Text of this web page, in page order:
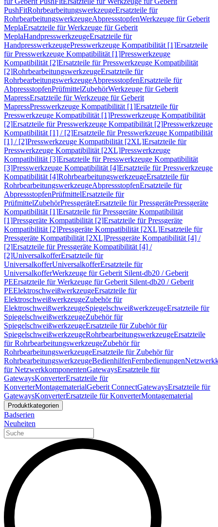
PushFitRohrbearbeitungswerkzeugeErsatzteile für
RohrbearbeitungswerkzeugeAbpressstopfenWerkzeuge für Geberit
MeplaErsatzteile für Werkzeuge für Geberit
MeplaHandpresswerkzeugeErsatzteile für
HandpresswerkzeugePresswerkzeuge Kompatibilität [1]Ersatzteile
für Presswerkzeuge Kompatibilität [1]Presswerkzeuge
Kompatibilität [2]Ersatzteile für Presswerkzeuge Kompatibilität
[2]RohrbearbeitungswerkzeugeErsatzteile für
RohrbearbeitungswerkzeugeAbpressstopfenErsatzteile für
AbpressstopfenPrüfmittelZubehörWerkzeuge für Geberit
MapressErsatzteile für Werkzeuge für Geberit
MapressPresswerkzeuge Kompatibilität [1]Ersatzteile für
Presswerkzeuge Kompatibilität [1]Presswerkzeuge Kompatibilität
[2]Ersatzteile für Presswerkzeuge Kompatibilität [2]Presswerkzeuge
Kompatibilität [1] / [2]Ersatzteile für Presswerkzeuge Kompatibilität
[1] / [2]Presswerkzeuge Kompatibilität [2XL]Ersatzteile für
Presswerkzeuge Kompatibilität [2XL]Presswerkzeuge
Kompatibilität [3]Ersatzteile für Presswerkzeuge Kompatibilität
[3]Presswerkzeuge Kompatibilität [4]Ersatzteile für Presswerkzeuge
Kompatibilität [4]RohrbearbeitungswerkzeugeErsatzteile für
RohrbearbeitungswerkzeugeAbpressstopfenErsatzteile für
AbpressstopfenPrüfmittelErsatzteile für
PrüfmittelZubehörPressgeräteErsatzteile für PressgerätePressgeräte
Kompatibilität [1]Ersatzteile für Pressgeräte Kompatibilität
[1]Pressgeräte Kompatibilität [2]Ersatzteile für Pressgeräte
Kompatibilität [2]Pressgeräte Kompatibilität [2XL]Ersatzteile für
Pressgeräte Kompatibilität [2XL]Pressgeräte Kompatibilität [4] /
[2]Ersatzteile für Pressgeräte Kompatibilität [4] /
[2]UniversalkofferErsatzteile für
UniversalkofferUniversalkofferErsatzteile für
UniversalkofferWerkzeuge für Geberit Silent-db20 / Geberit
PEErsatzteile für Werkzeuge für Geberit Silent-db20 / Geberit
PEElektroschweißwerkzeugeErsatzteile für
ElektroschweißwerkzeugeZubehör für
ElektroschweißwerkzeugeSpiegelschweißwerkzeugeErsatzteile für
SpiegelschweißwerkzeugeZubehör für
SpiegelschweißwerkzeugeErsatzteile für Zubehör für
SpiegelschweißwerkzeugeRohrbearbeitungswerkzeugeErsatzteile
für RohrbearbeitungswerkzeugeZubehör für
RohrbearbeitungswerkzeugeErsatzteile für Zubehör für
RohrbearbeitungswerkzeugeBedienhilfenFernbedienungen
für NetzwerkkomponentenGatewaysErsatzteile für
GatewaysKonverterErsatzteile für
KonverterMontagematerialGeberit ConnectGatewaysErsatzteile für
GatewaysKonverterErsatzteile für KonverterMontagematerial
Produktkategorien
Badserien
Neuheiten